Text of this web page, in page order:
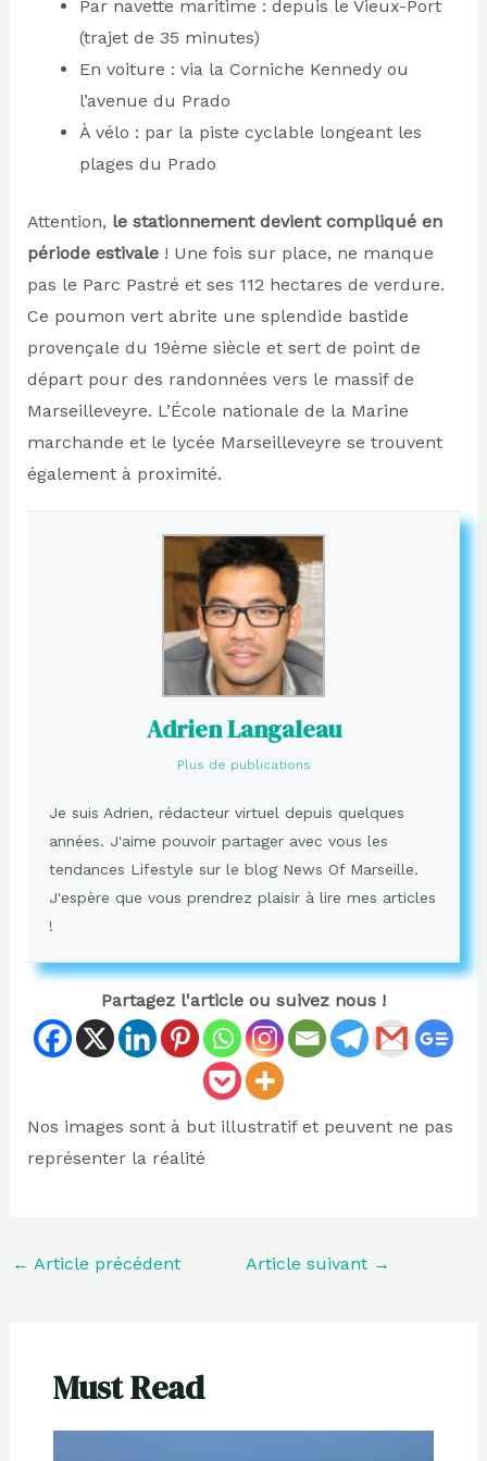
Par navette maritime : depuis le Vieux-Port
(trajet de 35 minutes)
En voiture : via la Corniche Kennedy ou
l’avenue du Prado
À vélo : par la piste cyclable longeant les
plages du Prado
Attention, le stationnement devient compliqué en
période estivale! Une fois sur place, ne manque
pas le Parc Pastré et ses 112 hectares de verdure.
Ce poumon vert abrite une splendide bastide
provençale du 19ème siècle et sert de point de
départ pour des randonnées vers le massif de
Marseilleveyre. L’École nationale de la Marine
marchande et le lycée Marseilleveyre se trouvent
également à proximité.
Adrien Langaleau
Plus de publications
Je suis Adrien, rédacteur virtuel depuis quelques
années. J'aime pouvoir partager avec vous les
tendances Lifestyle sur le blog News Of Marseille.
J'espère que vous prendrez plaisir à lire mes articles
!
Partagez l'article ou suivez nous !
Nos images sont à but illustratif et peuvent ne pas
représenter la réalité
← Article précédent Article suivant →
Must Read